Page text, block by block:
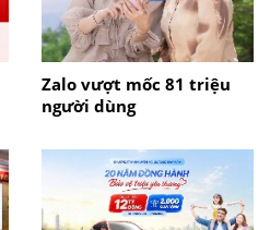
Zalo vượt mốc 81 triệu
người dùng